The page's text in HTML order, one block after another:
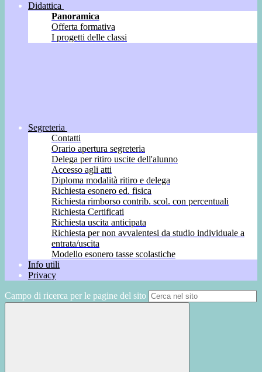
Didattica
Panoramica
Offerta formativa
I progetti delle classi
Segreteria
Contatti
Orario apertura segreteria
Delega per ritiro uscite dell'alunno
Accesso agli atti
Diploma modalità ritiro e delega
Richiesta esonero ed. fisica
Richiesta rimborso contrib. scol. con percentuali
Richiesta Certificati
Richiesta uscita anticipata
Richiesta per non avvalentesi da studio individuale a
entrata/uscita
Modello esonero tasse scolastiche
Info utili
Privacy
Campo di ricerca per le pagine del sito